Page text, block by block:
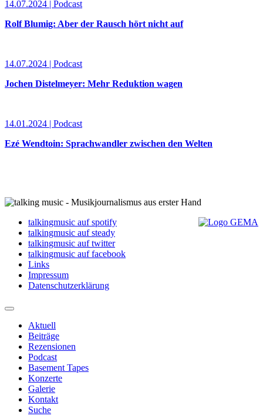
14.07.2024 | Podcast
Rolf Blumig: Aber der Rausch hört nicht auf
14.07.2024 | Podcast
Jochen Distelmeyer: Mehr Reduktion wagen
14.01.2024 | Podcast
Ezé Wendtoin: Sprachwandler zwischen den Welten
talkingmusic auf spotify
talkingmusic auf steady
talkingmusic auf twitter
talkingmusic auf facebook
Links
Impressum
Datenschutzerklärung
Aktuell
Beiträge
Rezensionen
Podcast
Basement Tapes
Konzerte
Galerie
Kontakt
Suche